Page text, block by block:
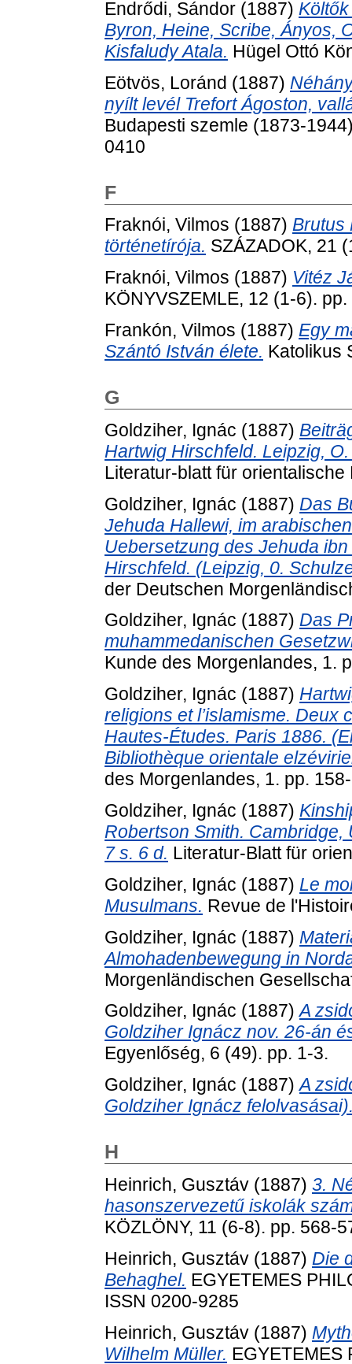
Endrődi, Sándor (1887)
Byron, Heine, Scribe, Ányos,
Kisfaludy Atala. Hügel Ottó
Eötvös, Loránd (1887)
nyílt levél Trefort Ágoston,
Budapesti szemle (1873-
0410
F
Fraknói, Vilmos (1887) Brutus
történetírója. SZÁZADOK, 21
Fraknói, Vilmos (1887) Vitéz
KÖNYVSZEMLE, 12 (1-6).
Frankón, Vilmos (1887) Egy
Szántó István élete. Katolikus
G
Goldziher, Ignác (1887)
Hartwig Hirschfeld. Leipzig,
Literatur-blatt für
Goldziher, Ignác (1887) Das
Jehuda Hallewi, im
Uebersetzung des Jehuda
Hirschfeld. (Leipzig, 0.
der Deutschen
Goldziher, Ignác (1887) Das
muhammedanischen
Kunde des Morgenlandes, 1.
Goldziher, Ignác (1887)
religions et l’islamisme. Deux
Hautes-Études. Paris 1886.
Bibliothèque orientale
des Morgenlandes, 1. pp.
Goldziher, Ignác (1887)
Robert­son Smith. Cambridge,
7 s. 6 d. Literatur-Blatt für
Goldziher, Ignác (1887) Le
Musulmans. Revue de
Goldziher, Ignác (1887)
Almohadenbewegung in
Morgenländischen
Goldziher, Ignác (1887)A
Goldziher Ignácz nov. 26-án
Egyenlőség, 6 (49). pp. 1-3.
Goldziher, Ignác (1887)A
Goldziher Ignácz
H
Heinrich, Gusztáv (1887) 3.
hasonszervezetű iskolák
KÖZLÖNY, 11 (6-8). pp. 568-
Heinrich, Gusztáv (1887) Die
Behaghel. EGYETEMES
ISSN 0200-9285
Heinrich, Gusztáv (1887)
Wilhelm Müller. EGYETEMES